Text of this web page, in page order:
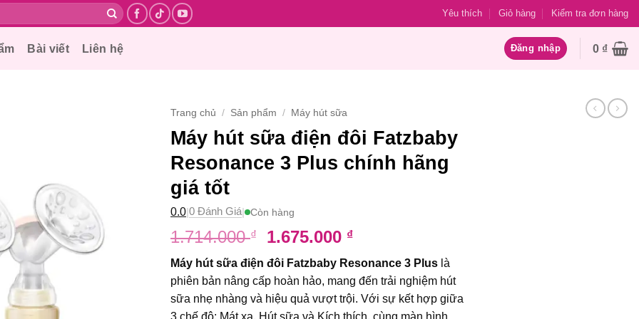
Yêu thích Giỏ hàng Kiểm tra đơn hàng
Bài viết Liên hệ Đăng nhập 0 ₫
Trang chủ / Sản phẩm / Máy hút sữa
Máy hút sữa điện đôi Fatzbaby
Resonance 3 Plus chính hãng
giá tốt
0.0|0 Đánh Giá| Còn hàng
1.714.000₫
Giá
gốc
là:
1.714.000 ₫.
1.675.000 ₫Giá
tại
là:
1.675.000 ₫.
Máy hút sữa điện đôi Fatzbaby Resonance 3 Plus là
phiên bản nâng cấp hoàn hảo, mang đến trải nghiệm hút
sữa nhẹ nhàng và hiệu quả vượt trội. Với sự kết hợp giữa